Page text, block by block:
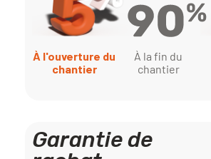
À l'ouverture du
chantier
À la fin du
chantier
Garantie de